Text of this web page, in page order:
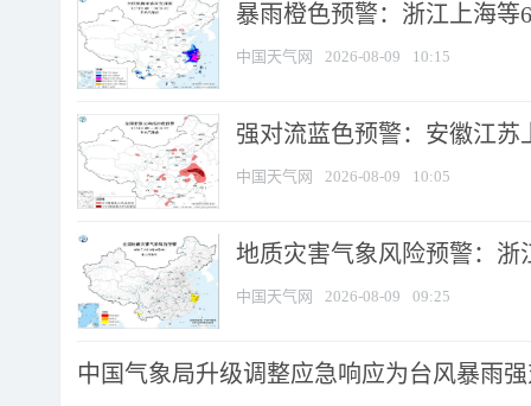
暴雨橙色预警：浙江上海等
中国天气网 2026-08-09 10:15
强对流蓝色预警：安徽江苏
中国天气网 2026-08-09 10:05
地质灾害气象风险预警：浙
中国天气网 2026-08-09 09:25
中国气象局升级调整应急响应为台风暴雨